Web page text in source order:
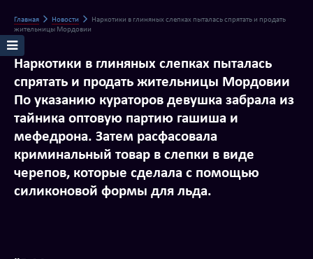
Главная Новости
Наркотики в глиняных слепках пыталась спрятать и продать
жительницы Мордовии
Наркотики в глиняных слепках пыталась
спрятать и продать жительницы Мордовии
По указанию кураторов девушка забрала из
тайника оптовую партию гашиша и
мефедрона. Затем расфасовала
криминальный товар в слепки в виде
черепов, которые сделала с помощью
силиконовой формы для льда.